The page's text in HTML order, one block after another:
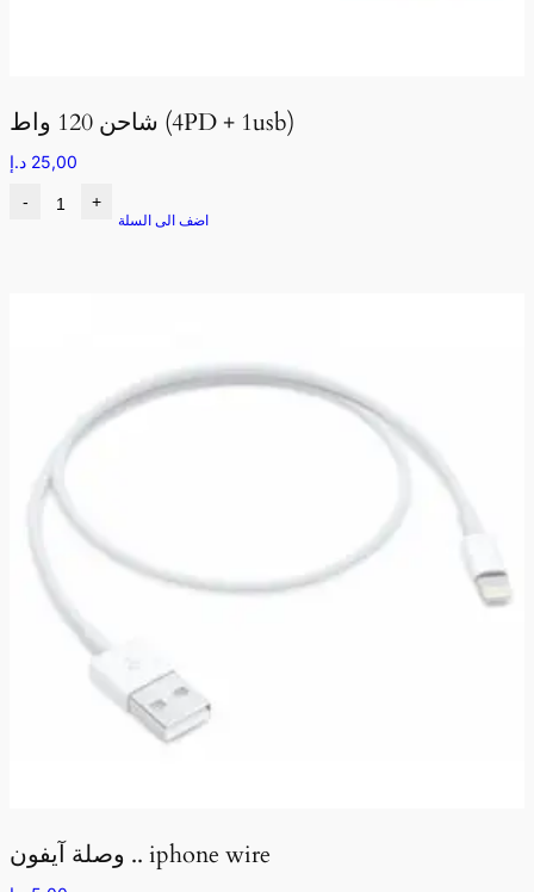
شاحن 120 واط (4PD + 1usb)
25,00 د.إ
- +
اضف الى السلة
وصلة آيفون .. iphone wire